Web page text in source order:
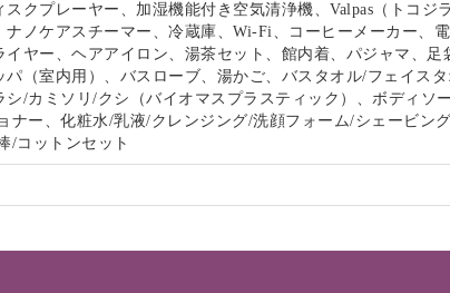
クプレーヤー、加湿機能付き空気清浄機、Valpas（トコジ
ノケアスチーマー、冷蔵庫、Wi-Fi、コーヒーメーカー、電
イヤー、ヘアアイロン、湯茶セット、館内着、パジャマ、足
（室内用）、バスローブ、湯かご、バスタオル/フェイスタ
シ/カミソリ/クシ（バイオマスプラスティック）、ボディソ
ナー、化粧水/乳液/クレンジング/洗顔フォーム/シェービン
/コットンセット